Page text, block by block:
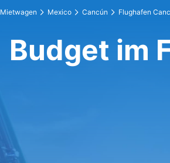
Mietwagen Mexico Cancún Flughafen
Budget im